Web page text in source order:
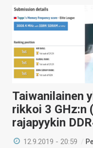
TIETOA
KAUPPA
VAIHDA TEEMA
HAKU
Taiwanilainen
rikkoi 3 GHz:n
rajapyykin
12.9.2019 - 20:59 /